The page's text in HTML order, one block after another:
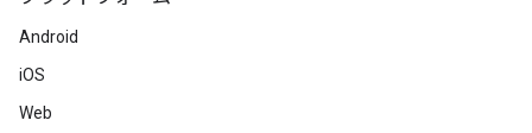
Android
iOS
Web